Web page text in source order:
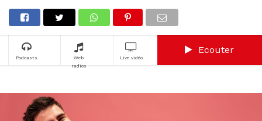
Podcasts
Web
radios
Live vidéo
Ecouter